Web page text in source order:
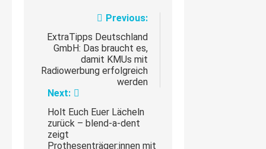
Beitragsnavigation
Previous:
ExtraTipps Deutschland
GmbH: Das braucht es,
damit KMUs mit
Radiowerbung erfolgreich
werden
Next:
Holt Euch Euer Lächeln
zurück – blend-a-dent
zeigt
Prothesenträger:innen mit